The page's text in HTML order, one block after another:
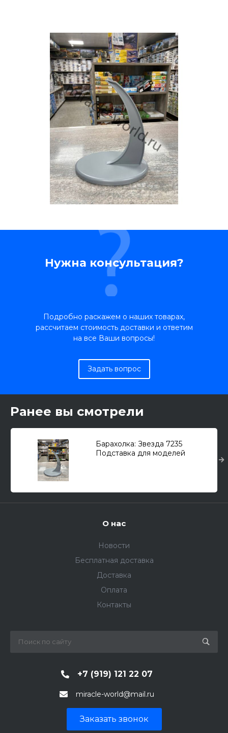
Нужна консультация?
Подробно раскажем о наших товарах,
рассчитаем стоимость доставки и ответим
на все Ваши вопросы!
Задать вопрос
Ранее вы смотрели
Барахолка: Звезда 7235
Подставка для моделей
О нас
Новости
Бесплатная доставка
Доставка
Оплата
Контакты
+7 (919) 121 22 07
miracle-world@mail.ru
Заказать звонок